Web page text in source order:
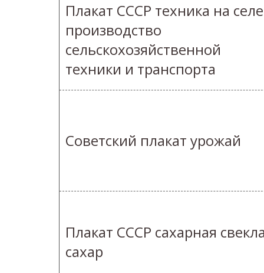
Плакат СССР техника на селе
производство
сельскохозяйственной
техники и транспорта
Советский плакат урожай
Плакат СССР сахарная
сахар